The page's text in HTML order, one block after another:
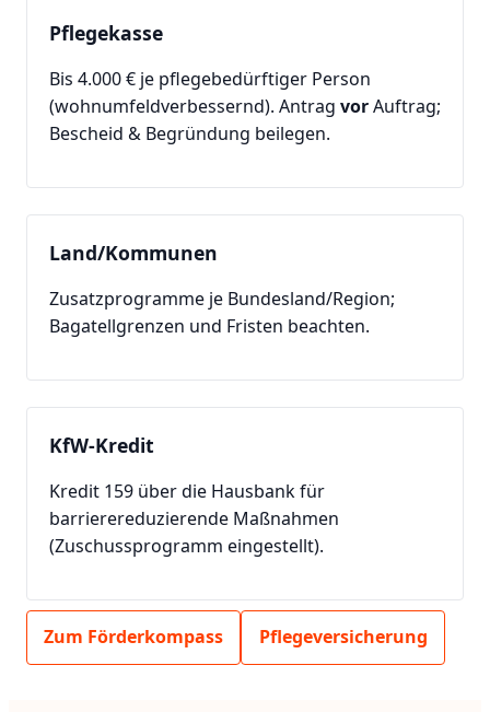
Pflegekasse
Bis 4.000 € je pflegebedürftiger Person
(wohnumfeldverbessernd). Antrag vorAuftrag;
Bescheid & Begründung beilegen.
Land/Kommunen
Zusatzprogramme je Bundesland/Region;
Bagatellgrenzen und Fristen beachten.
KfW-Kredit
Kredit 159 über die Hausbank für
barrierereduzierende Maßnahmen
(Zuschussprogramm eingestellt).
Zum Förderkompass Pflegeversicherung